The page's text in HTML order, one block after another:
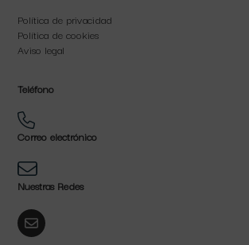
Política de privacidad
Política de cookies
Aviso legal
Teléfono
Correo electrónico
Nuestras Redes